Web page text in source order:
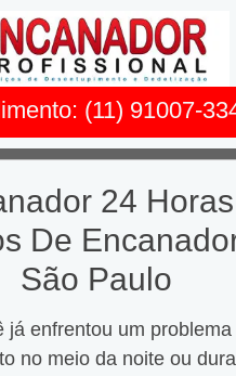
(11) 91007-
24
De
São Paulo
já enfrentou um problema
no meio da noite ou